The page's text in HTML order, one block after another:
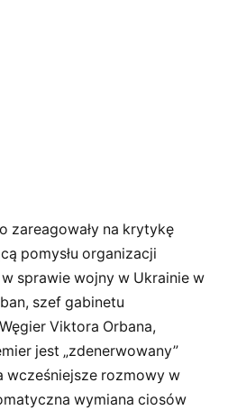
zareagowały na krytykę
pomysłu organizacji
sprawie wojny w Ukrainie w
szef gabinetu
Viktora Orbana,
jest „zdenerwowany”
wcześniejsze rozmowy w
wymiana ciosów